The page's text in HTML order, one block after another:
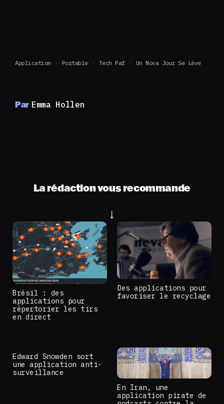
Application Portable Tech Paf Un Nova Jour Se Lève
Par Emma Hollen
La rédaction vous recommande
Brésil : des
applications pour
répertorier les tirs
en direct
Des applications pour
favoriser le recyclage
Edward Snowden sort
une application anti-
surveillance
En Iran, une
application pirate de